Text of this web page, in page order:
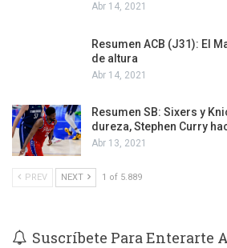
Abr 14, 2021
Resumen ACB (J31): El
de altura
Abr 14, 2021
Resumen SB: Sixers y
dureza, Stephen Curry
Abr 13, 2021
PREV NEXT 1 of 5.889
Suscríbete Para Enterarte